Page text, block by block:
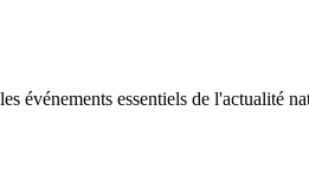
événements essentiels de l'actualité